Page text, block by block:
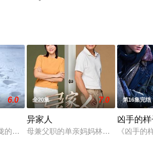
视剧、电视猫或剧情网等平台了解。
6.0
的同名小说，讲述了刑警江成屹和女麻醉
全20集 7.0
异家人
母兼父职的单亲妈妈林敏辰（雅慧饰
第16集完结
凶手的
《凶手的